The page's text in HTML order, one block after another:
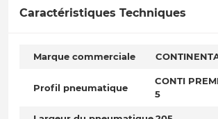
Caractéristiques Techniques
Marque commerciale
Profil pneumatique
CONTI
5